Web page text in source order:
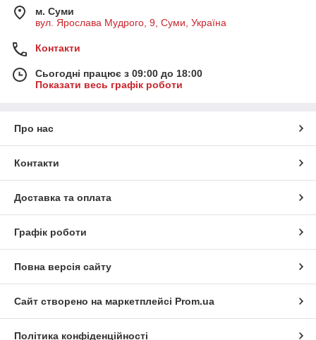
м. Суми
вул. Ярослава Мудрого, 9, Суми, Україна
Контакти
Сьогодні працює з 09:00 до 18:00
Показати весь графік роботи
Про нас
Контакти
Доставка та оплата
Графік роботи
Повна версія сайту
Сайт створено на маркетплейсі Prom.ua
Політика конфіденційності